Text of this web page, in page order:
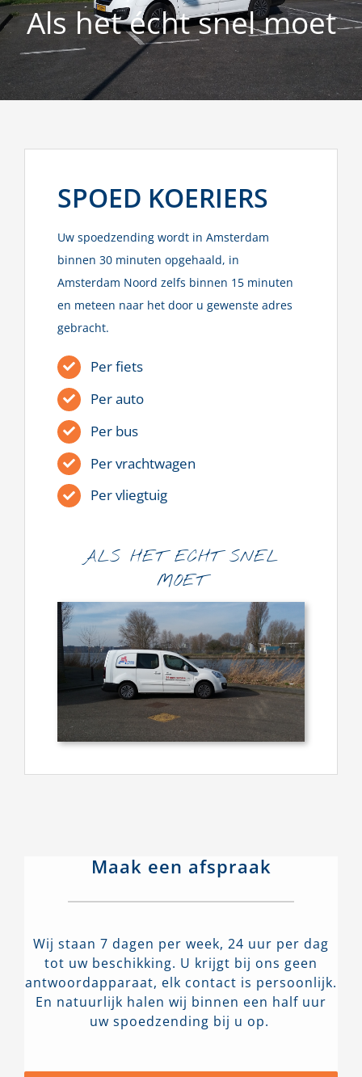
Als het écht snel moet
SPOED KOERIERS
Uw spoedzending wordt in Amsterdam
binnen 30 minuten opgehaald, in
Amsterdam Noord zelfs binnen 15 minuten
en meteen naar het door u gewenste adres
gebracht.
Per fiets
Per auto
Per bus
Per vrachtwagen
Per vliegtuig
ALS HET ECHT SNEL
MOET
Maak een afspraak
Wij staan 7 dagen per week, 24 uur per dag
tot uw beschikking. U krijgt bij ons geen
antwoordapparaat, elk contact is persoonlijk.
En natuurlijk halen wij binnen een half uur
uw spoedzending bij u op.